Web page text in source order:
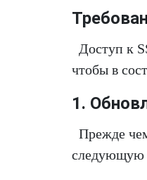
Доступ к
чтобы в
1.
Прежде
следующую